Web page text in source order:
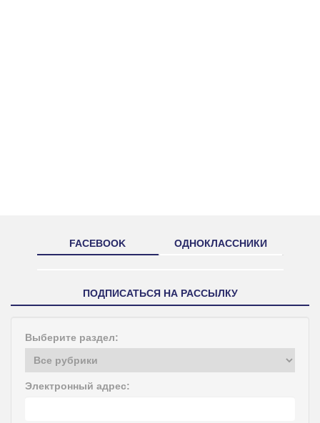
FACEBOOK ОДНОКЛАССНИКИ
ПОДПИСАТЬСЯ НА РАССЫЛКУ
Выберите раздел:
Электронный адрес: